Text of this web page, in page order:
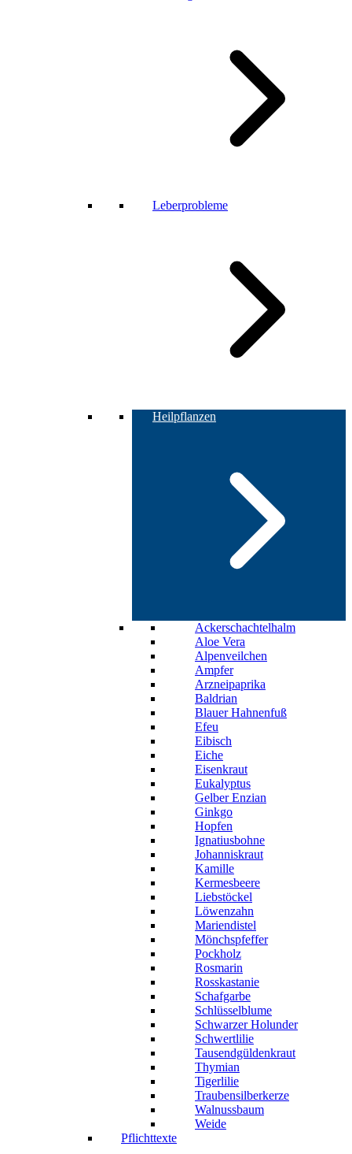
Leberprobleme
Heilpflanzen
Ackerschachtelhalm
Aloe Vera
Alpenveilchen
Ampfer
Arzneipaprika
Baldrian
Blauer Hahnenfuß
Efeu
Eibisch
Eiche
Eisenkraut
Eukalyptus
Gelber Enzian
Ginkgo
Hopfen
Ignatiusbohne
Johanniskraut
Kamille
Kermesbeere
Liebstöckel
Löwenzahn
Mariendistel
Mönchspfeffer
Pockholz
Rosmarin
Rosskastanie
Schafgarbe
Schlüsselblume
Schwarzer Holunder
Schwertlilie
Tausendgüldenkraut
Thymian
Tigerlilie
Traubensilberkerze
Walnussbaum
Weide
Pflichttexte